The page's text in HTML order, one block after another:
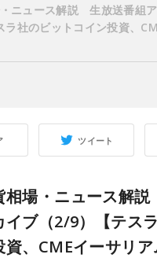
ツイート
相場・ニュース解
イブ（2/9）【テス
資、CMEイーサリア
ニュース解説 生放送番組
ラ社のビットコイン投資、